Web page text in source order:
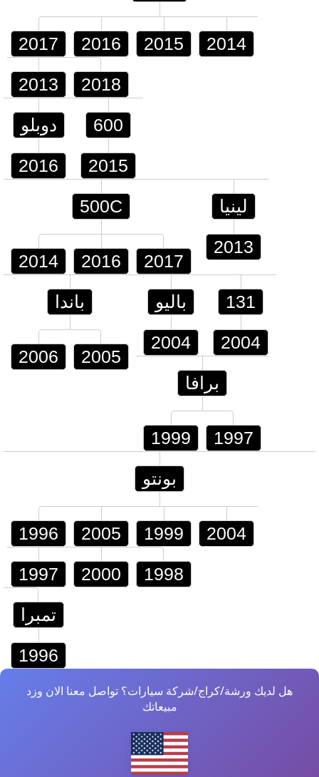
2017 2016 2015 2014
2013 2018
دوبلو
2016
600
2015
500C
2014 2016 2017
لينيا
2013
باندا
2006 2005
باليو
2004
131
2004
برافا
1999 1997
بونتو
1996 2005 1999 2004
1997 2000 1998
تمبرا
1996
هل لديك ورشة/كراج/شركة سيارات؟ تواصل معنا الان وزد
مبيعاتك